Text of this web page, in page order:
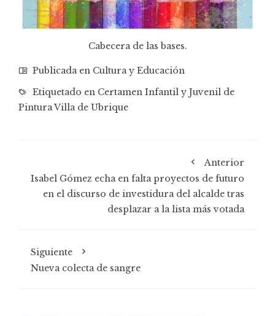
Cabecera de las bases.
Publicada en Cultura y Educación
Etiquetado en Certamen Infantil y Juvenil de
Pintura Villa de Ubrique
Anterior
Isabel Gómez echa en falta proyectos de futuro
en el discurso de investidura del alcalde tras
desplazar a la lista más votada
Siguiente
Nueva colecta de sangre